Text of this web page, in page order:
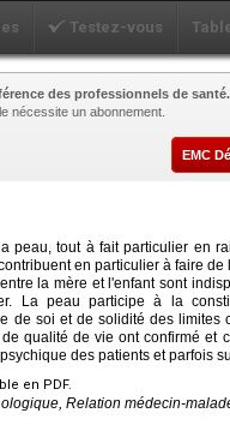
Testez-vous
des professionnels de santé.
nécessite un abonnement.
EMC
peau, tout à fait particulier en
en particulier à faire
la mère et l'enfant sont
La peau participe à la
de soi et de solidité des
qualité de vie ont confirmé et
des patients et parfois
en PDF.
Relation médecin-